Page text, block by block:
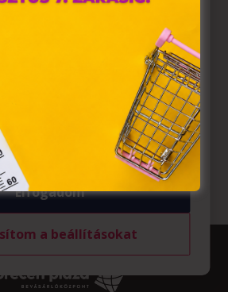
hírközlésről szóló 2003. évi C.
kereskedelmi szolgáltatások, az
összefüggő szolgáltatások
2001. évi CVIII. törvény, valamint
megfelelően használjuk.
melyek az Európai Unió országain
használatához, és ezeknek a
vagy egyéb eszközén történő
hozzájárulását kell kérniük.
Elfogadom
a beállításokat